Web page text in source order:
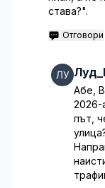
става?".
Отговори
Абе,
2026-
път,